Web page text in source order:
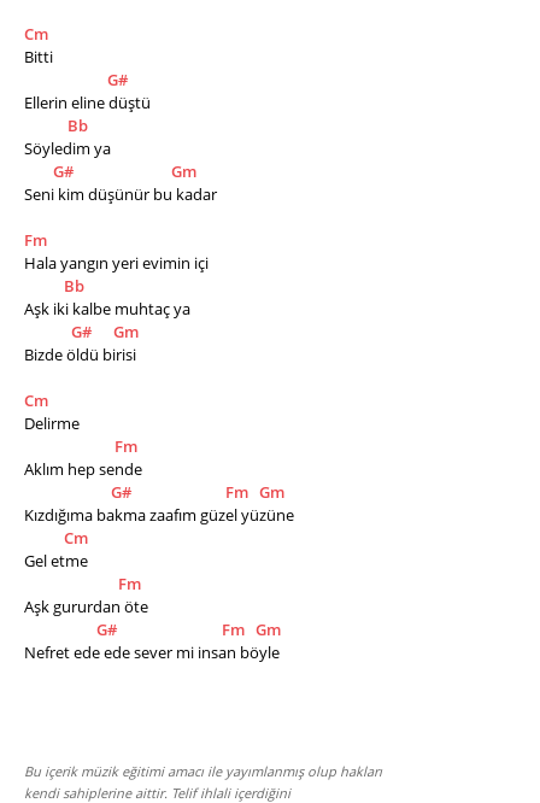
Cm
Bitti
G#
Ellerin eline düştü
Bb
Söyledim ya
G#
Gm
Seni kim düşünür bu kadar
Fm
Hala yangın yeri evimin içi
Bb
Aşk iki kalbe muhtaç ya
G#
Gm
Bizde öldü birisi
Cm
Delirme
Fm
Aklım hep sende
G#
Fm Gm
Kızdığıma bakma zaafım güzel yüzüne
Cm
Gel etme
Fm
Aşk gururdan öte
G#
Fm Gm
Nefret ede ede sever mi insan böyle
Bu içerik müzik eğitimi amacı ile yayımlanmış olup hakları
kendi sahiplerine aittir. Telif ihlali içerdiğini